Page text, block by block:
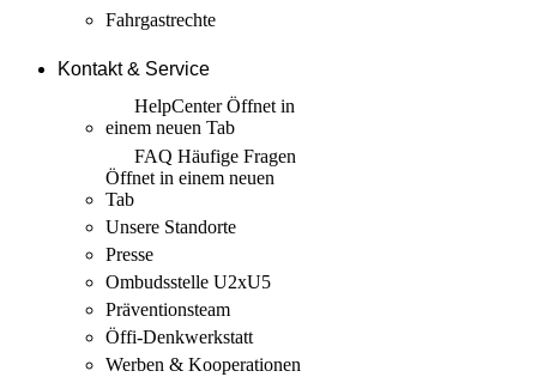
Fahrgastrechte
Kontakt & Service
HelpCenterÖffnet in
einem neuen Tab
FAQ Häufige Fragen
Öffnet in einem neuen
Tab
Unsere Standorte
Presse
Ombudsstelle U2xU5
Präventionsteam
Öffi-Denkwerkstatt
Werben & Kooperationen